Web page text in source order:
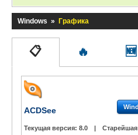
Windows » Графика
📋 🔥 🆕
ACDSee
Текущая версия: 8.0 |
Старейшая